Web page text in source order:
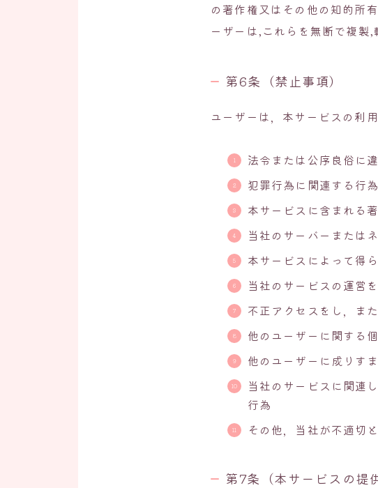
の著作権又はその他の知的所
ーザーは,これらを無断で複製
第6条（禁止事項）
ユーザーは，本サービスの利
法令または公序良俗に
犯罪行為に関連する行為
本サービスに含まれる
当社のサーバーまたは
本サービスによって得
当社のサービスの運営
不正アクセスをし，ま
他のユーザーに関する
他のユーザーに成りす
当社のサービスに関連
行為
その他，当社が不適切
第7条（本サービスの提